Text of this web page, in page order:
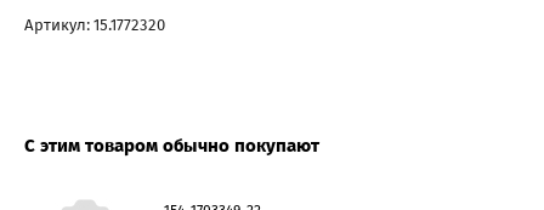
Артикул: 15.1772320
С этим товаром обычно покупают